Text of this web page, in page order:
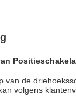
van de
volgens